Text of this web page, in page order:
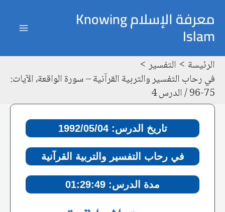
إلى
المحتوى
معرفة الإسلام Knowing
Islam
الرئيسة
التفسير
في رحاب التفسير والتربية القرآنية – سورة الواقعة، الآيات:
75-96 / الدرس 4
تاريخ الدرس: 1992/05/04
في رحاب التفسير والتربية القرآنية
مدة الدرس: 01:29:49
navigation